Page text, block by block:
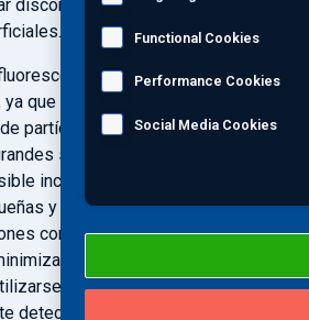
discontinuidades superficiales y
húmeda es su facilidad y
que los técnicos pueden rociar
partículas magnéticas
superficies. Es
incluso a indicaciones
y finas, lo que aumenta la
con resultados consistentes y
el tiempo de inspección.
para inspecciones en
detectar daños en los activos sin
Functional Cookies
Performance Cookies
Social Media Cookies